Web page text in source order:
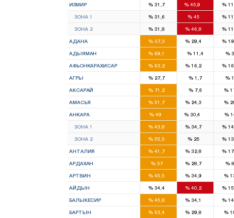
ИЗМИР % 31,7 %45,9 %
ЗОНА 1 % 31,6 %45 %
ЗОНА 2 % 31,8 % 46,8 %
АДАНА % 37,3 % 29,4 %
АДЫЯМАН % 69,1 % 11,4 %
АФЬОНКАРАХИСАР % 63,2 % 16,2 %
АГРЫ % 27,7 % 1,7 %
АКСАРАЙ % 71,2 % 7,6 %
АМАСЬЯ % 51,7 % 24,3 %
АНКАРА % 49
16
%30,4 %
ЗОНА 1 % 43,8 % 34,7 %
ЗОНА 2 % 55,5 %25 %
АНТАЛИЯ % 41,7 % 32,8 %
АРДАХАН %37 % 28,7 %
АРТВИН % 45,5 % 34,9 %
АЙДЫН % 34,4 % 40,2 %
БАЛЫКЕСИР % 45,8 % 34,1 %
БАРТЫН % 53,4 % 29,8 %